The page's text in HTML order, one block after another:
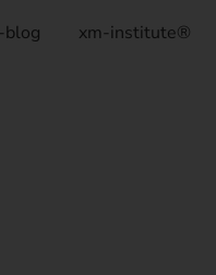
blog xm-institute®